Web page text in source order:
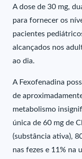
A dose de 30 mg,
para fornecer os
pacientes
alcançados nos
ao dia.
A Fexofenadina
de
metabolismo
única de 60 mg de
(substância ativa),
nas fezes e 11% na